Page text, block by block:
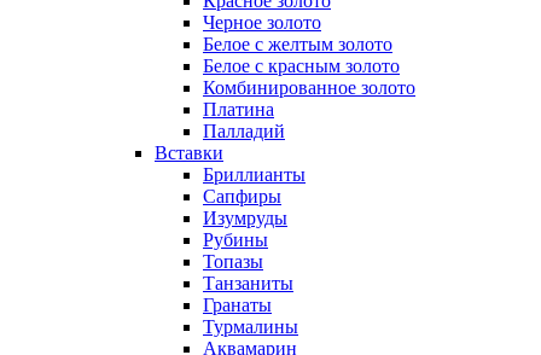
Черное золото
Белое с желтым золото
Белое с красным золото
Комбинированное золото
Платина
Палладий
Вставки
Бриллианты
Сапфиры
Изумруды
Рубины
Топазы
Танзаниты
Гранаты
Турмалины
Аквамарин